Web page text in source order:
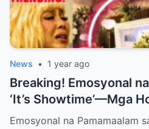
News • 1 year ago
Breaking! Emosyonal
‘It’s Showtime’—Mga
Surpresang Farewell
Emosyonal na Pamamaalam